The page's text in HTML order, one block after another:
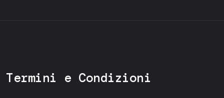
Termini e Condizioni